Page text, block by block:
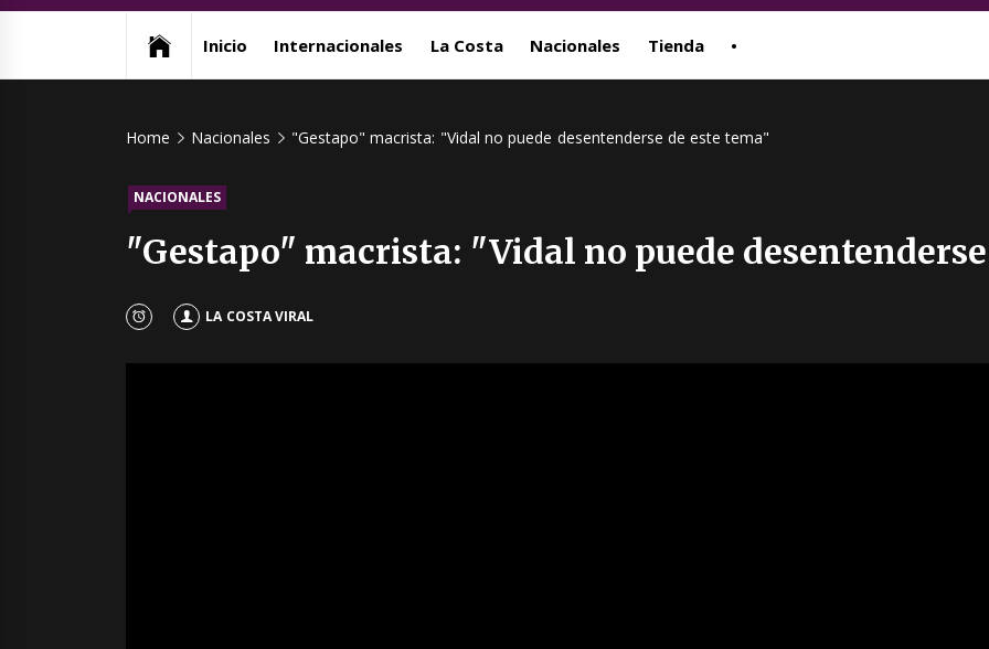
Inicio Internacionales La Costa Nacionales Tienda •
Home Nacionales "Gestapo" macrista: "Vidal no puede desentenderse de este tema"
NACIONALES
"Gestapo" macrista: "Vidal no puede
LA COSTA VIRAL